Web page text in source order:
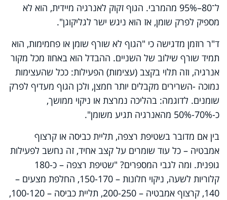
ל־80–95% מהמרבי. הגוף זקוק לאנרגיה מיידית, הוא לא
מספיק לפרק שומן, אז הוא ניגש ישר לגליקוגן".
ד"ר רוזמן מדגישה כי "הגוף לא שורף שומן או פחמימות, הוא
תמיד שורף שילוב של השניים. ההבדל הוא באחוז מכל מקור
אנרגיה, וזה תלוי בקצב (עצימות) הפעילות: ככל שהעצימות
נמוכה -השרירים מקבלים יותר חמצן, ולכן הגוף מעדיף לפרק
שומנים. לדוגמה: בהליכה נמרצת או ניקוי ממושך,
כ-70%-50% מהאנרגיה תגיע משומן".
בין אם מדובר בשטיפת רצפה, תליית כביסה או קרצוף
אמבטיה – כל עוד שומרים על קצב אחיד, זה נחשב לפעילות
גופנית. ומה לגבי המספרים? "שטיפת רצפה – כ-180
קלוריות לשעה, ניקוי חלונות – 150-170, החלפת מצעים –
140, קרצוף אמבטיה – 200-250, תליית כביסה – 100-120,